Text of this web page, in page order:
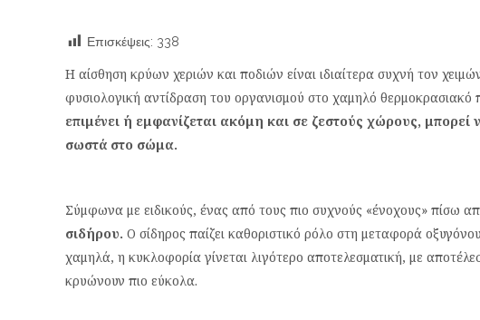
Επισκέψεις: 338
Η αίσθηση κρύων χεριών και ποδιών είναι ιδιαίτερα συχνή τον
φυσιολογική αντίδραση του οργανισμού στο χαμηλό θερμοκρασιακό
επιμένει ή εμφανίζεται ακόμη και σε ζεστούς χώρους, μπορεί
σωστά στο σώμα.
Σύμφωνα με ειδικούς, ένας από τους πιο συχνούς «ένοχους» πίσω
σιδήρου. Ο σίδηρος παίζει καθοριστικό ρόλο στη μεταφορά
χαμηλά, η κυκλοφορία γίνεται λιγότερο αποτελεσματική, με
κρυώνουν πιο εύκολα.